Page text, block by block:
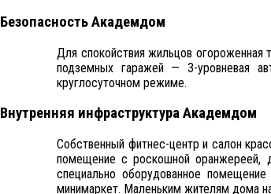
Безопасность Академдом
Для спокойствия жильцов
подземных гаражей — 3-уровневая
круглосуточном режиме.
Внутренняя инфраструктура Академдом
Собственный фитнес-центр и салон
помещение с роскошной оранжереей,
специально оборудованное
минимаркет. Маленьким жителям дома